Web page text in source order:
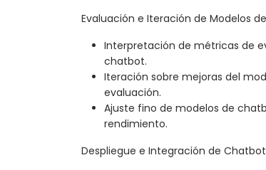
Evaluación e Iteración de Modelos
Interpretación de métricas de
chatbot.
Iteración sobre mejoras del
evaluación.
Ajuste fino de modelos de
rendimiento.
Despliegue e Integración de